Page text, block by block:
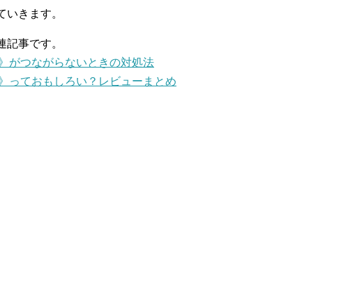
きます。
事です。
がつながらないときの対処法
っておもしろい？レビューまとめ